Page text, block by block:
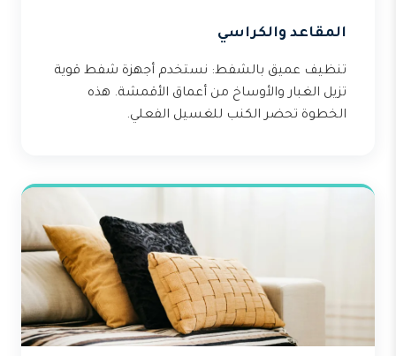
المقاعد والكراسي
تنظيف عميق بالشفط: نستخدم أجهزة شفط قوية
تزيل الغبار والأوساخ من أعماق الأقمشة. هذه
الخطوة تحضر الكنب للغسيل الفعلي.